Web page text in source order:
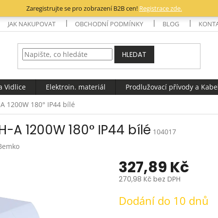
Zaregistrujte se pro zobrazení B2B cen! Registrace zde.
JAK NAKUPOVAT OBCHODNÍ PODMÍNKY BLOG
HLEDAT
Vidlice Elektroin. materiál Prodlužovací přívody a
1200W 180° IP44 bílé
A 1200W 180° IP44 bílé 104017
327,89 Kč
270,98 Kč bez DPH
cena:
Dodání do 10 dnů